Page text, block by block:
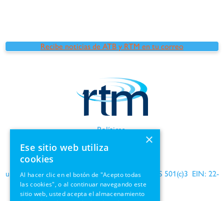
Recibe noticias de ATB y RTM en tu correo
Políticas
Información de GDPR
una organización benéfica reconocida por el IRS 501(c)3 EIN: 22-
1690564
×
Ese sitio web utiliza
cookies
Al hacer clic en el botón de "Acepto todas
las cookies", o al continuar navegando este
sitio web, usted acepta el almacenamiento